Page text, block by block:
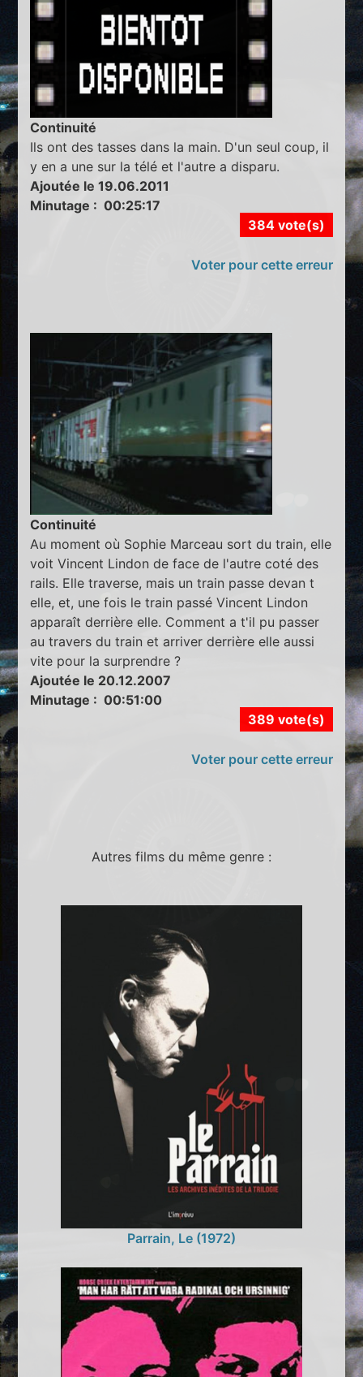
Continuité
Ils ont des tasses dans la main. D'un seul coup, il
y en a une sur la télé et l'autre a disparu.
Ajoutée le 19.06.2011
Minutage : 00:25:17
384 vote(s)
Voter pour cette erreur
Continuité
Au moment où Sophie Marceau sort du train, elle
voit Vincent Lindon de face de l'autre coté des
rails. Elle traverse, mais un train passe devan t
elle, et, une fois le train passé Vincent Lindon
apparaît derrière elle. Comment a t'il pu passer
au travers du train et arriver derrière elle aussi
vite pour la surprendre ?
Ajoutée le 20.12.2007
Minutage : 00:51:00
389 vote(s)
Voter pour cette erreur
Autres films du même genre :
Parrain, Le (1972)